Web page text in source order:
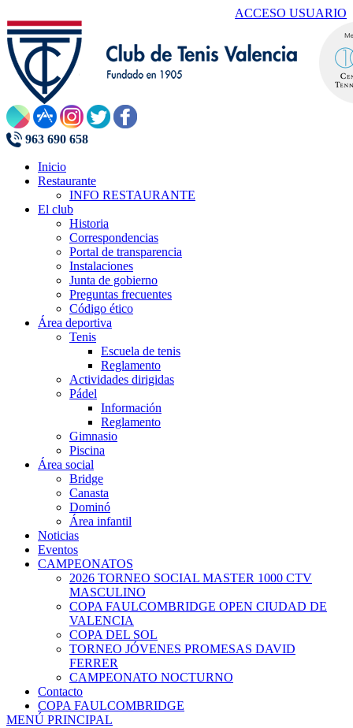
ACCESO USUARIO
963 690 658
Inicio
Restaurante
INFO RESTAURANTE
El club
Historia
Correspondencias
Portal de transparencia
Instalaciones
Junta de gobierno
Preguntas frecuentes
Código ético
Área deportiva
Tenis
Escuela de tenis
Reglamento
Actividades dirigidas
Pádel
Información
Reglamento
Gimnasio
Piscina
Área social
Bridge
Canasta
Dominó
Área infantil
Noticias
Eventos
CAMPEONATOS
2026 TORNEO SOCIAL MASTER 1000 CTV
MASCULINO
COPA FAULCOMBRIDGE OPEN CIUDAD DE
VALENCIA
COPA DEL SOL
TORNEO JÓVENES PROMESAS DAVID
FERRER
CAMPEONATO NOCTURNO
Contacto
COPA FAULCOMBRIDGE
MENÚ PRINCIPAL